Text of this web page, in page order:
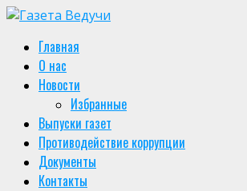
Skip
content
Primary
Menu
Главная
О нас
Новости
Избранные
Выпуски газет
Противодействие коррупции
Документы
Контакты